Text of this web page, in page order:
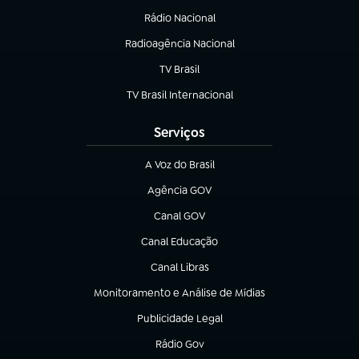
Rádio Nacional
(abre em nova aba)
Radioagência Nacional
(abre em nova aba)
TV Brasil
(abre em nova aba)
TV Brasil Internacional
(abre em nova aba)
Serviços
A Voz do Brasil
(abre em nova aba)
Agência GOV
(abre em nova aba)
Canal GOV
(abre em nova aba)
Canal Educação
(abre em nova aba)
Canal Libras
(abre em nova aba)
Monitoramento e Análise de Mídias
(abre em nova aba)
Publicidade Legal
(abre em nova aba)
Rádio Gov
(abre em nova aba)